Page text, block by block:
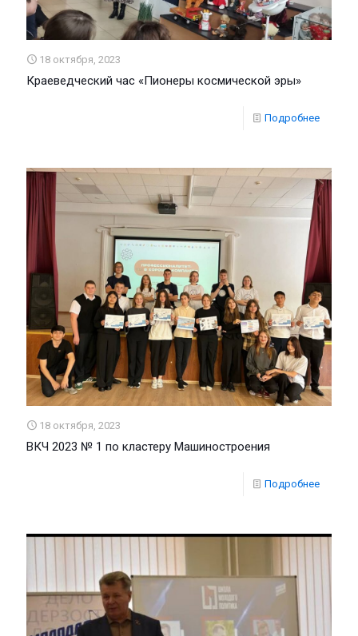
18 октября, 2023
Краеведческий час «Пионеры космической эры»
Подробнее
18 октября, 2023
ВКЧ 2023 № 1 по кластеру Машиностроения
Подробнее